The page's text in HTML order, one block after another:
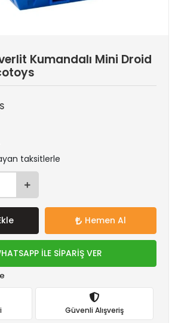
Kumandalı Mini Droid
taksitlerle
Hemen Al
İLE SİPARİŞ VER
Güvenli Alışveriş